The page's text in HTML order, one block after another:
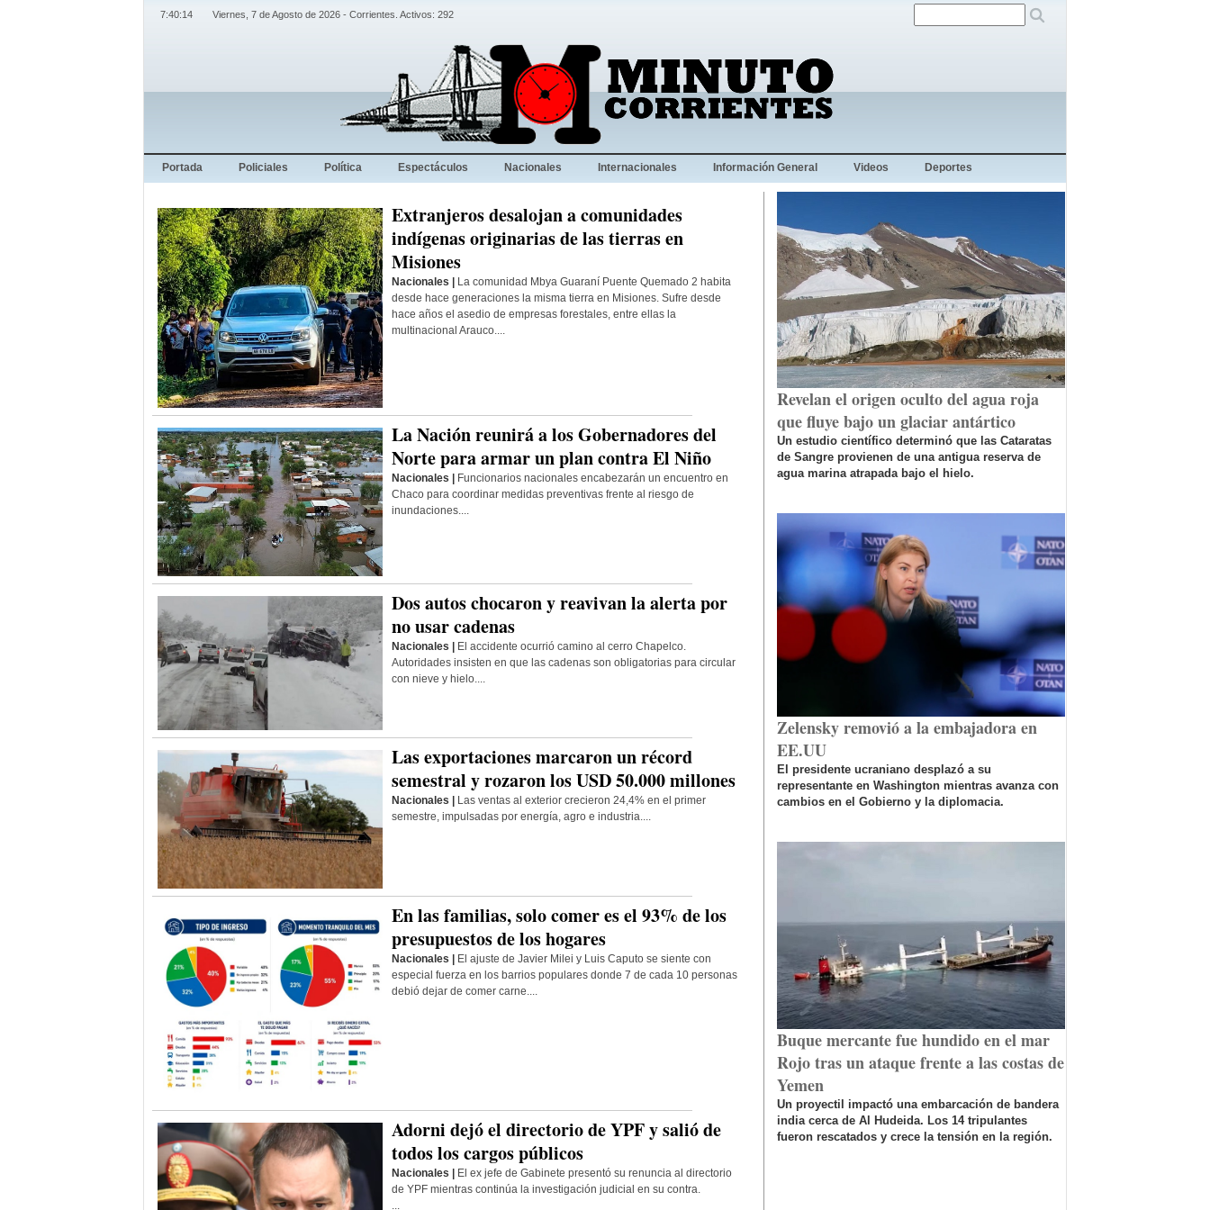
7:40:15 Viernes, 7 de Agosto de 2026 - Corrientes. Activos: 292
Portada Policiales Política Espectáculos Nacionales Internacionales Información General Videos Deportes
Extranjeros desalojan a comunidades
indígenas originarias de las tierras en
Misiones
Nacionales |
La comunidad Mbya Guaraní Puente Quemado 2 habita
desde hace generaciones la misma tierra en Misiones. Sufre desde
hace años el asedio de empresas forestales, entre ellas la
multinacional Arauco....
La Nación reunirá a los Gobernadores del
Norte para armar un plan contra El Niño
Nacionales |
Funcionarios nacionales encabezarán un encuentro en
Chaco para coordinar medidas preventivas frente al riesgo de
inundaciones....
Dos autos chocaron y reavivan la alerta por
no usar cadenas
Nacionales |
El accidente ocurrió camino al cerro Chapelco.
Autoridades insisten en que las cadenas son obligatorias para circular
con nieve y hielo....
Las exportaciones marcaron un récord
semestral y rozaron los USD 50.000 millones
Nacionales |
Las ventas al exterior crecieron 24,4% en el primer
semestre, impulsadas por energía, agro e industria....
En las familias, solo comer es el 93% de los
presupuestos de los hogares
Nacionales |
El ajuste de Javier Milei y Luis Caputo se siente con
especial fuerza en los barrios populares donde 7 de cada 10 personas
debió dejar de comer carne....
Adorni dejó el directorio de YPF y salió de
todos los cargos públicos
Nacionales |
El ex jefe de Gabinete presentó su renuncia al directorio
de YPF mientras continúa la investigación judicial en su contra.
...
Revelan el origen oculto del agua roja
que fluye bajo un glaciar antártico
Un estudio científico determinó que las Cataratas
de Sangre provienen de una antigua reserva de
agua marina atrapada bajo el hielo.
Zelensky removió a la embajadora en
EE.UU
El presidente ucraniano desplazó a su
representante en Washington mientras avanza con
cambios en el Gobierno y la diplomacia.
Buque mercante fue hundido en el mar
Rojo tras un ataque frente a las costas de
Yemen
Un proyectil impactó una embarcación de bandera
india cerca de Al Hudeida. Los 14 tripulantes
fueron rescatados y crece la tensión en la región.